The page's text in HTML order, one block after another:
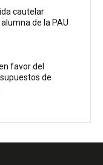
cautelar
de la PAU
favor del
de